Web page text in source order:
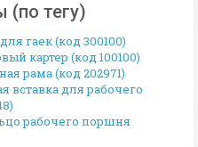
(по тегу)
гаек (код 300100)
картер (код 100100)
рама (код 202971)
вставка для рабочего
рабочего поршня